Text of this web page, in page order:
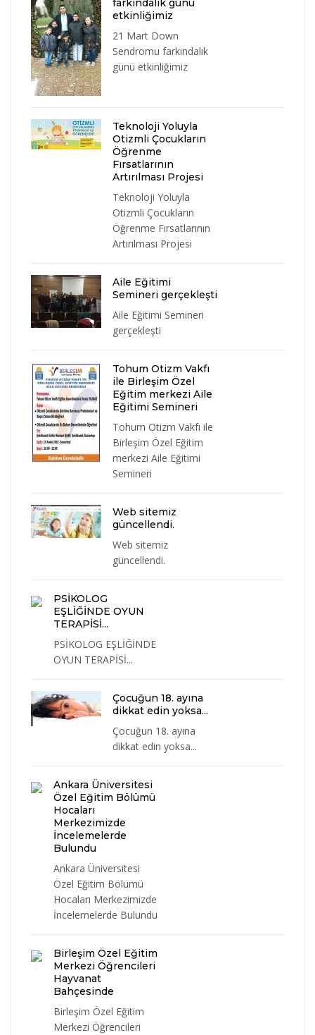
farkındalık günü
etkinliğimiz
21 Mart Down
Sendromu farkındalık
günü etkinliğimiz
Teknoloji Yoluyla
Otizmli Çocukların
Öğrenme
Fırsatlarının
Artırılması Projesi
Teknoloji Yoluyla
Otizmli Çocukların
Öğrenme Fırsatlarının
Artırılması Projesi
Aile Eğitimi
Semineri gerçekleşti
Aile Eğitimi Semineri
gerçekleşti
Tohum Otizm Vakfı
ile Birleşim Özel
Eğitim merkezi Aile
Eğitimi Semineri
Tohum Otizm Vakfı ile
Birleşim Özel Eğitim
merkezi Aile Eğitimi
Semineri
Web sitemiz
güncellendi.
Web sitemiz
güncellendi.
PSİKOLOG
EŞLİĞİNDE OYUN
TERAPİSİ...
PSİKOLOG EŞLİĞİNDE
OYUN TERAPİSİ...
Çocuğun 18. ayına
dikkat edin yoksa...
Çocuğun 18. ayına
dikkat edin yoksa...
Ankara Üniversitesi
Özel Eğitim Bölümü
Hocaları
Merkezimizde
İncelemelerde
Bulundu
Ankara Üniversitesi
Özel Eğitim Bölümü
Hocaları Merkezimizde
İncelemelerde Bulundu
Birleşim Özel Eğitim
Merkezi Öğrencileri
Hayvanat
Bahçesinde
Birleşim Özel Eğitim
Merkezi Öğrencileri